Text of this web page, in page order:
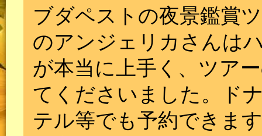
ブダペストの夜景鑑賞
のアンジェリカさんは
が本当に上手く、ツア
てくださいました。ド
テル等でも予約できま